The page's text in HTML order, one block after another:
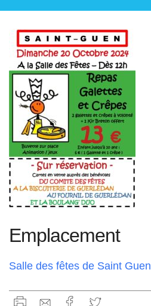
Emplacement
Salle des fêtes de Saint Guen